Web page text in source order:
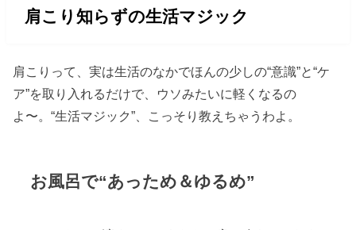
肩こり知らずの生活マジック
肩こりって、実は生活のなかでほんの少しの“意識”と“ケ
ア”を取り入れるだけで、ウソみたいに軽くなるの
よ〜。“生活マジック”、こっそり教えちゃうわよ。
お風呂で“あっため＆ゆるめ”